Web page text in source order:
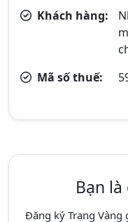
Khách hàng:
Mã số thuế:
Bạn
Đăng ký Trang Vàng